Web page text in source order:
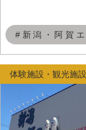
#新潟・阿賀
体験施設・観光施設